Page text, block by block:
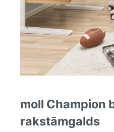
moll Champion
rakstāmgalds